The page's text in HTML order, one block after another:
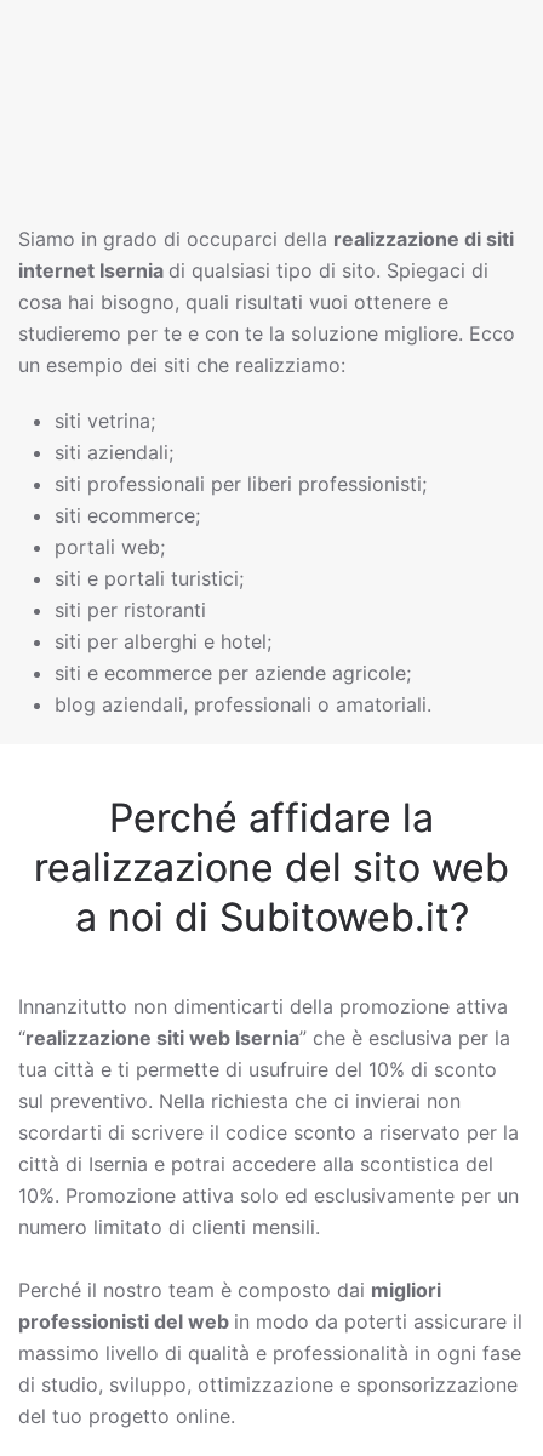
Siamo in grado di occuparci della realizzazione di siti
internet Isernia di qualsiasi tipo di sito. Spiegaci di
cosa hai bisogno, quali risultati vuoi ottenere e
studieremo per te e con te la soluzione migliore. Ecco
un esempio dei siti che realizziamo:
siti vetrina;
siti aziendali;
siti professionali per liberi professionisti;
siti ecommerce;
portali web;
siti e portali turistici;
siti per ristoranti
siti per alberghi e hotel;
siti e ecommerce per aziende agricole;
blog aziendali, professionali o amatoriali.
Perché affidare la
realizzazione del sito web
a noi di Subitoweb.it?
Innanzitutto non dimenticarti della promozione attiva
“realizzazione siti web Isernia” che è esclusiva per la
tua città e ti permette di usufruire del 10% di sconto
sul preventivo. Nella richiesta che ci invierai non
scordarti di scrivere il codice sconto a riservato per la
città di Isernia e potrai accedere alla scontistica del
10%. Promozione attiva solo ed esclusivamente per un
numero limitato di clienti mensili.
Perché il nostro team è composto dai migliori
professionisti del web in modo da poterti assicurare il
massimo livello di qualità e professionalità in ogni fase
di studio, sviluppo, ottimizzazione e sponsorizzazione
del tuo progetto online.